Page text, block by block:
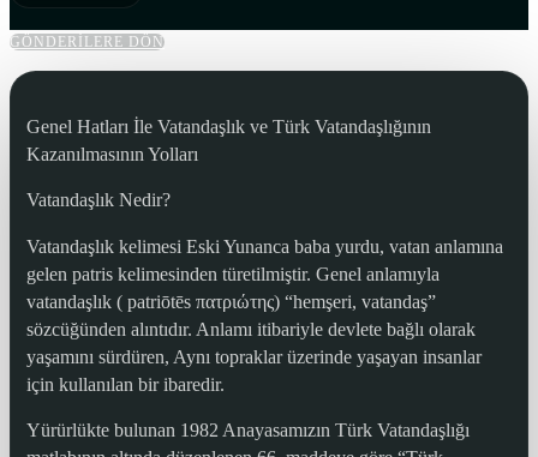
GÖNDERİLERE DÖN
Genel Hatları İle Vatandaşlık ve Türk Vatandaşlığının
Kazanılmasının Yolları
Vatandaşlık Nedir?
Vatandaşlık kelimesi Eski Yunanca baba yurdu, vatan anlamına
gelen patris kelimesinden türetilmiştir. Genel anlamıyla
vatandaşlık ( patriōtēs πατριώτης) “hemşeri, vatandaş”
sözcüğünden alıntıdır. Anlamı itibariyle devlete bağlı olarak
yaşamını sürdüren, Aynı topraklar üzerinde yaşayan insanlar
için kullanılan bir ibaredir.
Yürürlükte bulunan 1982 Anayasamızın Türk Vatandaşlığı